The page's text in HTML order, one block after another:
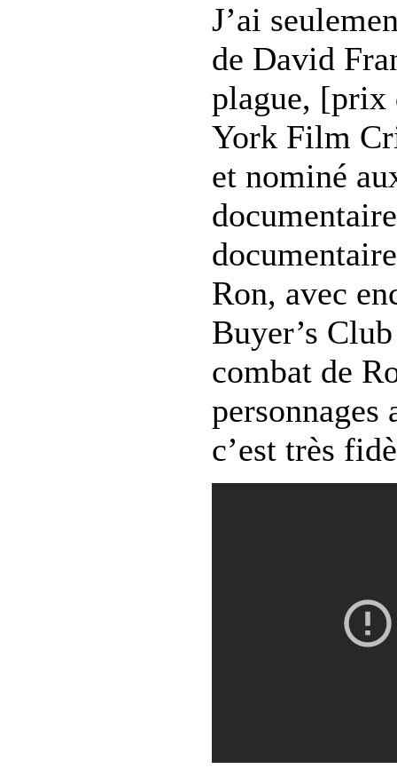
J’ai
de David
plague,
York Film
et nominé
Ron, avec
Buyer’s
combat de
c’est très